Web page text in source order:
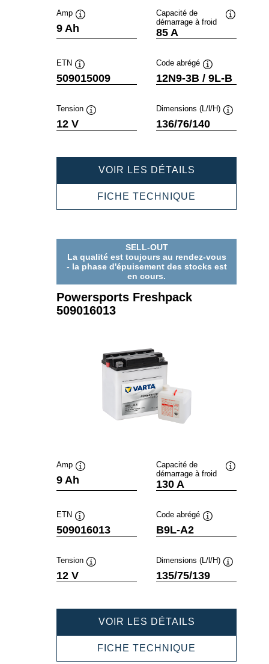
Amp
9 Ah
Capacité de
démarrage à froid
85 A
ETN
Infobulle
509015009
Code abrégé
Infobulle
12N9-3B / 9L-B
Tension
12 V
Dimensions (L/l/H)
136/76/140
VOIR LES DÉTAILS
509015009
FICHE TECHNIQUE
SELL-OUT
La qualité est toujours au rendez-vous
- la phase d'épuisement des stocks est
en cours.
Powersports Freshpack
509016013
Amp
9 Ah
Capacité de
démarrage à froid
130 A
ETN
Infobulle
509016013
Code abrégé
B9L-A2
Tension
12 V
Dimensions (L/l/H)
135/75/139
VOIR LES DÉTAILS
509016013
FICHE TECHNIQUE